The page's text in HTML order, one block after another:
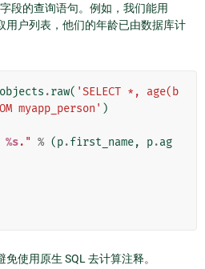
段的查询语句。例如，我们能用
用户列表，他们的年龄已由数据库计
objects .raw( 'SELECT *, age(b
myapp_person' )
%s." % (p.first_name, p.ag
免使用原生 SQL 去计算注释。